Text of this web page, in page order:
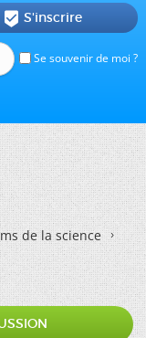
Se souvenir de moi ?
 S'inscrire
de la science